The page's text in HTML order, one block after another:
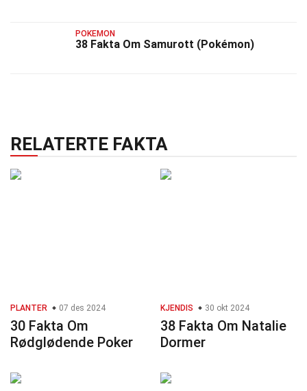
POKEMON
38 Fakta Om Samurott (Pokémon)
RELATERTE FAKTA
PLANTER 07 des 2024
30 Fakta Om
Rødglødende Poker
KJENDIS 30 okt 2024
38 Fakta Om Natalie
Dormer